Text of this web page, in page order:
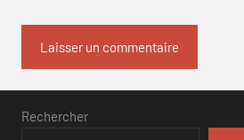
Rechercher